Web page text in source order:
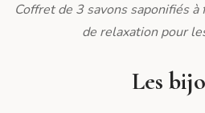
Coffret de 3 savons saponifiés à
de relaxation pour
Les